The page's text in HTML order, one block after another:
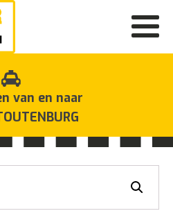
van en naar